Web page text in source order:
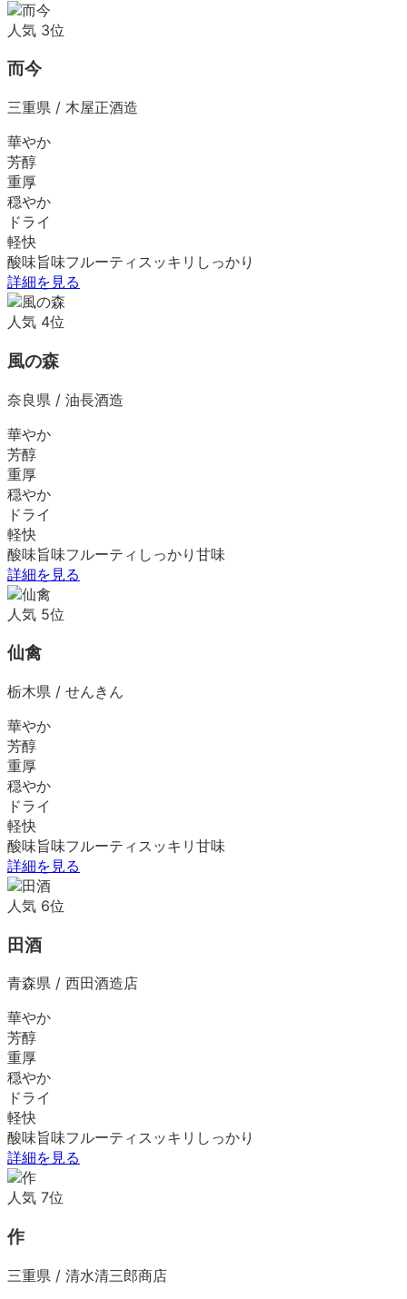
人気 3位
而今
三重県 / 木屋正酒造
華やか
芳醇
重厚
穏やか
ドライ
軽快
酸味旨味フルーティ スッキリ しっかり
詳細を見る
人気 4位
風の森
奈良県 / 油長酒造
華やか
芳醇
重厚
穏やか
ドライ
軽快
酸味旨味フルーティ しっかり 甘味
詳細を見る
人気 5位
仙禽
栃木県 / せんきん
華やか
芳醇
重厚
穏やか
ドライ
軽快
酸味旨味フルーティ スッキリ 甘味
詳細を見る
人気 6位
田酒
青森県 / 西田酒造店
華やか
芳醇
重厚
穏やか
ドライ
軽快
酸味旨味フルーティ スッキリ しっかり
詳細を見る
人気 7位
作
三重県 / 清水清三郎商店